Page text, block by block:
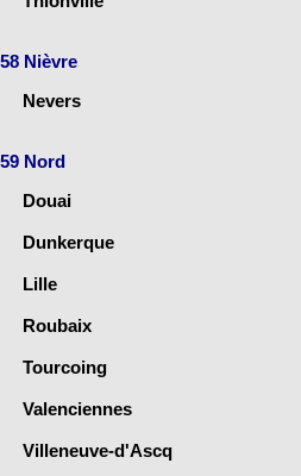
58 Nièvre
Nevers
59 Nord
Douai
Dunkerque
Lille
Roubaix
Tourcoing
Valenciennes
Villeneuve-d'Ascq